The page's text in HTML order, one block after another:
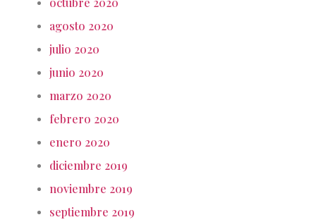
agosto 2020
julio 2020
junio 2020
marzo 2020
febrero 2020
enero 2020
diciembre 2019
noviembre 2019
septiembre 2019